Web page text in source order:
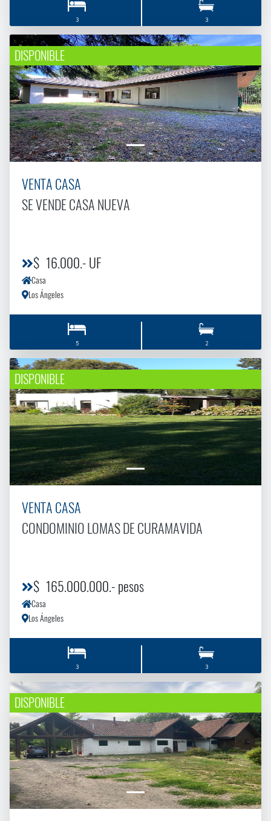
3 3
DISPONIBLE
VENTA CASA
SE VENDE CASA NUEVA
$ 16.000.- UF
Casa
Los Ángeles
5 2
DISPONIBLE
VENTA CASA
CONDOMINIO LOMAS DE CURAMAVIDA
$ 165.000.000.- pesos
Casa
Los Ángeles
3 3
DISPONIBLE